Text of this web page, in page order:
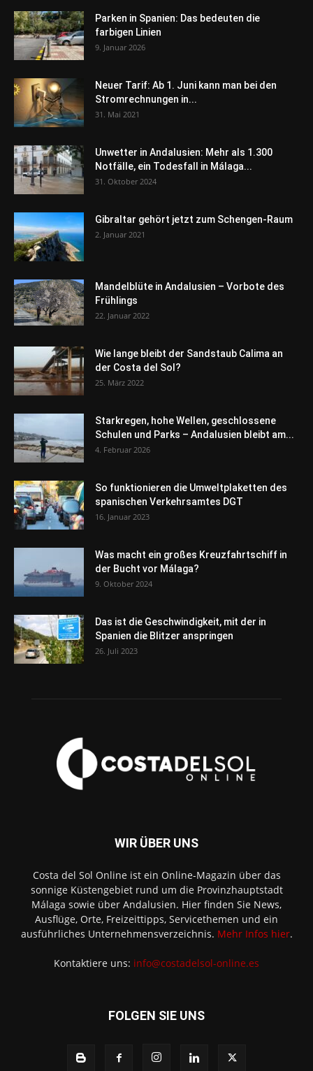
Parken in Spanien: Das bedeuten die
farbigen Linien
9. Januar 2026
Neuer Tarif: Ab 1. Juni kann man bei den
Stromrechnungen in...
31. Mai 2021
Unwetter in Andalusien: Mehr als 1.300
Notfälle, ein Todesfall in Málaga...
31. Oktober 2024
Gibraltar gehört jetzt zum Schengen-Raum
2. Januar 2021
Mandelblüte in Andalusien – Vorbote des
Frühlings
22. Januar 2022
Wie lange bleibt der Sandstaub Calima an
der Costa del Sol?
25. März 2022
Starkregen, hohe Wellen, geschlossene
Schulen und Parks – Andalusien bleibt am...
4. Februar 2026
So funktionieren die Umweltplaketten des
spanischen Verkehrsamtes DGT
16. Januar 2023
Was macht ein großes Kreuzfahrtschiff in
der Bucht vor Málaga?
9. Oktober 2024
Das ist die Geschwindigkeit, mit der in
Spanien die Blitzer anspringen
26. Juli 2023
WIR ÜBER UNS
Costa del Sol Online ist ein Online-Magazin über das
sonnige Küstengebiet rund um die Provinzhauptstadt
Málaga sowie über Andalusien. Hier finden Sie News,
Ausflüge, Orte, Freizeittipps, Servicethemen und ein
ausführliches Unternehmensverzeichnis. Mehr Infos hier.
Kontaktiere uns: info@costadelsol-online.es
FOLGEN SIE UNS